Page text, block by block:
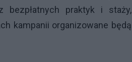
bezpłatnych praktyk i staży,
kampanii organizowane będą